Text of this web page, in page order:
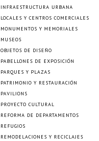
INFRAESTRUCTURA URBANA
LOCALES Y CENTROS COMERCIALES
MONUMENTOS Y MEMORIALES
MUSEOS
OBJETOS DE DISEÑO
PABELLONES DE EXPOSICIÓN
PARQUES Y PLAZAS
PATRIMONIO Y RESTAURACIÓN
PAVILIONS
PROYECTO CULTURAL
REFORMA DE DEPARTAMENTOS
REFUGIOS
REMODELACIONES Y RECICLAJES